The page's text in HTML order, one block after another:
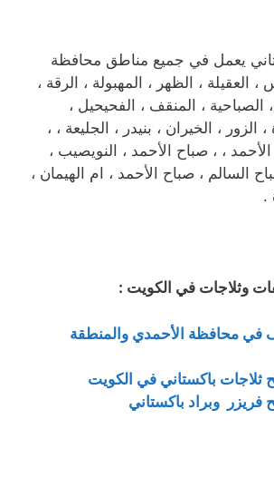
يعمل في جميع مناطق محافظة
العقيلة ، الظهر ، المهبولة ، الرقة ،
الصباحية ، المنقف ، الفحيحيل ،
الزور ، الخيران ، بنيدر ، الجليعة ، ،
، ، صباح الأحمد ، النويصيب ،
السالم ، صباح الأحمد ، ام الهيمان ،
.
وثلاجات في الكويت :
في محافظة الأحمدي والمنطقة
ثلاجات باكستاني في الكويت
فريزر وبراد باكستاني